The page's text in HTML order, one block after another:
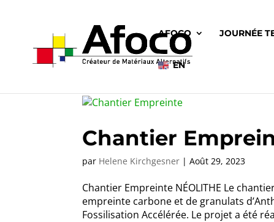
AFOCO JOURNÉE
EN
Chantier
par Helene Kirchgesner |Août 29, 2023
Chantier Empreinte NÉOLITHE Le
empreinte carbone et de granulats
Fossilisation Accélérée. Le projet a été